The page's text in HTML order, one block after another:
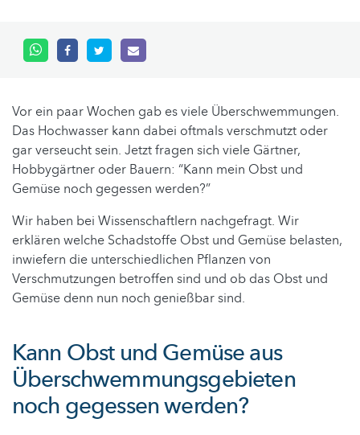
Vor ein paar Wochen gab es viele Überschwemmungen.
Das Hochwasser kann dabei oftmals verschmutzt oder
gar verseucht sein. Jetzt fragen sich viele Gärtner,
Hobbygärtner oder Bauern: “Kann mein Obst und
Gemüse noch gegessen werden?”
Wir haben bei Wissenschaftlern nachgefragt. Wir
erklären welche Schadstoffe Obst und Gemüse belasten,
inwiefern die unterschiedlichen Pflanzen von
Verschmutzungen betroffen sind und ob das Obst und
Gemüse denn nun noch genießbar sind.
Kann Obst und Gemüse aus
Überschwemmungsgebieten
noch gegessen werden?